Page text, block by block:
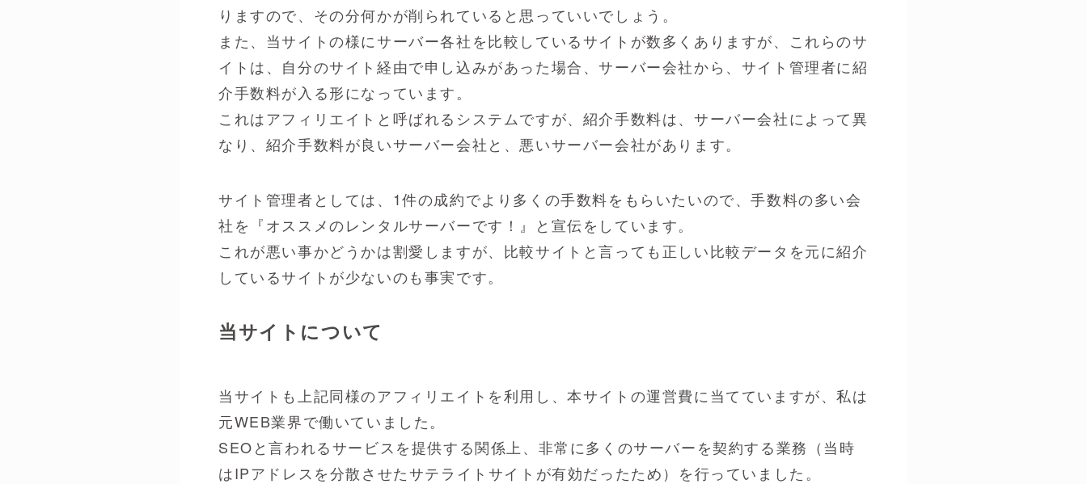
りますので、その分何かが削られていると思っていいでしょう。
また、当サイトの様にサーバー各社を比較しているサイトが数多くありますが、これらのサ
イトは、自分のサイト経由で申し込みがあった場合、サーバー会社から、サイト管理者に紹
介手数料が入る形になっています。
これはアフィリエイトと呼ばれるシステムですが、紹介手数料は、サーバー会社によって異
なり、紹介手数料が良いサーバー会社と、悪いサーバー会社があります。
サイト管理者としては、1件の成約でより多くの手数料をもらいたいので、手数料の多い会
社を『オススメのレンタルサーバーです！』と宣伝をしています。
これが悪い事かどうかは割愛しますが、比較サイトと言っても正しい比較データを元に紹介
しているサイトが少ないのも事実です。
当サイトについて
当サイトも上記同様のアフィリエイトを利用し、本サイトの運営費に当てていますが、私は
元WEB業界で働いていました。
SEOと言われるサービスを提供する関係上、非常に多くのサーバーを契約する業務（当時
はIPアドレスを分散させたサテライトサイトが有効だったため）を行っていました。